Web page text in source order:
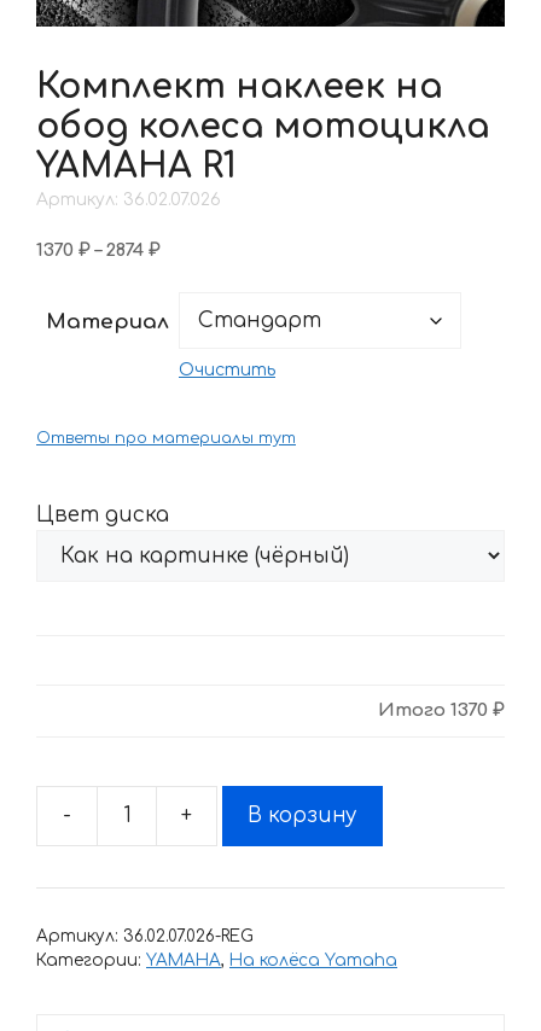
Комплект наклеек на
обод колеса мотоцикла
YAMAHA R1
Артикул: 36.02.07.026
1370 ₽ – 2874 ₽Диапазон
–
Материал
Очистить
Ответы про материалы тут
Цвет диска
Итого 1370 ₽
-
Количество
Комплект
на
+ В корзину
Артикул: 36.02.07.026-REG
Категории: YAMAHA, На колёса Yamaha